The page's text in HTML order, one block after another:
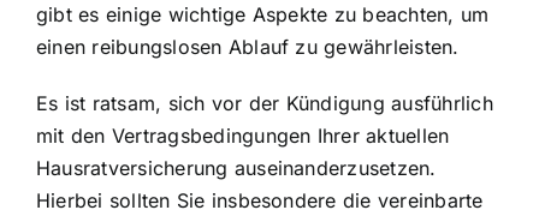
gibt es einige wichtige Aspekte zu beachten, um
einen reibungslosen Ablauf zu gewährleisten.
Es ist ratsam, sich vor der Kündigung ausführlich
mit den Vertragsbedingungen Ihrer aktuellen
Hausratversicherung auseinanderzusetzen.
Hierbei sollten Sie insbesondere die vereinbarte